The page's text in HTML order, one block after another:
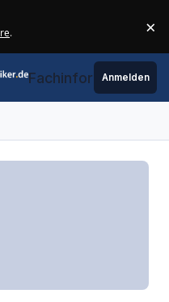
. ×
Fachinformatiker.de
Anmelden